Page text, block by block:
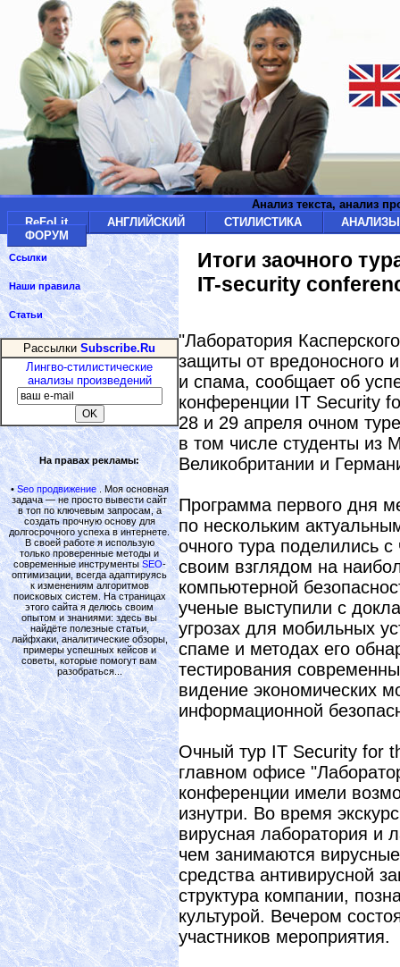
Анализ текста, анализ
ReFoLit
АНГЛИЙСКИЙ СТИЛИСТИКА
ФОРУМ
Итоги заочного
IT-security
"Лаборатория
защиты от вредоносного
и спама, сообщает об
конференции IT Security
28 и 29 апреля очном
в том числе студенты из
Великобритании и
Программа первого дня
по нескольким
очного тура поделились
своим взглядом на
компьютерной
ученые выступили с
угрозах для мобильных
спаме и методах его
тестирования
видение экономических
информационной
Очный тур IT Security for
главном офисе
конференции имели
изнутри. Во время
вирусная лаборатория и
чем занимаются
средства антивирусной
структура компании,
культурой. Вечером
участников мероприятия.
Ссылки
Наши правила
Статьи
Рассылки Subscribe.Ru
Лингво-стилистические
анализы произведений
На правах рекламы:
•Seo продвижение. Моя основная
задача — не просто вывести сайт
в топ по ключевым запросам, а
создать прочную основу для
долгосрочного успеха в интернете.
В своей работе я использую
только проверенные методы и
современные инструментыSEO-
оптимизации, всегда адаптируясь
к изменениям алгоритмов
поисковых систем. На страницах
этого сайта я делюсь своим
опытом и знаниями: здесь вы
найдёте полезные статьи,
лайфхаки, аналитические обзоры,
примеры успешных кейсов и
советы, которые помогут вам
разобраться...